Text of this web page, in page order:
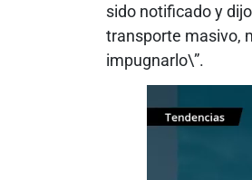
sido notificado y
transporte masivo,
impugnarlo\”.